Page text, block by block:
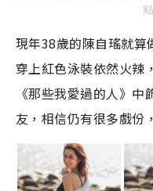
現年38歲的陳自瑤就算
穿上紅色泳裝依然火辣
《那些我愛過的人》
友，相信仍有很多戲份